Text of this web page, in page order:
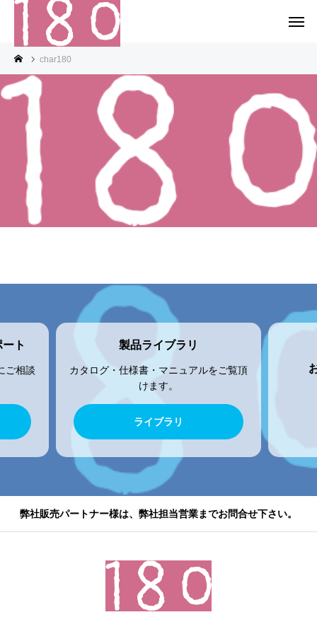
char180
ト
ご相談
製品ライブラリ
カタログ・仕様書・マニュアルをご覧頂
けます。
ライブラリ
弊社販売パートナー様は、弊社担当営業までお問合せ下さい。